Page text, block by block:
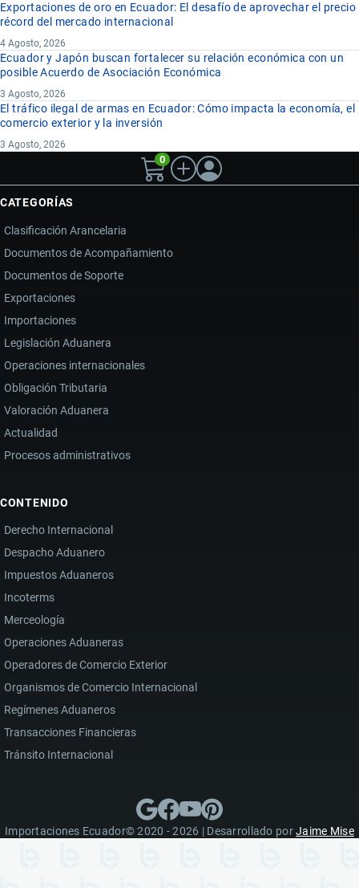
Exportaciones de oro en Ecuador: El desafío de aprovechar el precio
récord del mercado internacional
4 Agosto, 2026
Ecuador y Japón buscan fortalecer su relación económica con un
posible Acuerdo de Asociación Económica
3 Agosto, 2026
El tráfico ilegal de armas en Ecuador: Cómo impacta la economía, el
comercio exterior y la inversión
3 Agosto, 2026
0
CATEGORÍAS
Clasificación Arancelaria
Documentos de Acompañamiento
Documentos de Soporte
Exportaciones
Importaciones
Legislación Aduanera
Operaciones internacionales
Obligación Tributaria
Valoración Aduanera
Actualidad
Procesos administrativos
CONTENIDO
Derecho Internacional
Despacho Aduanero
Impuestos Aduaneros
Incoterms
Merceología
Operaciones Aduaneras
Operadores de Comercio Exterior
Organismos de Comercio Internacional
Regímenes Aduaneros
Transacciones Financieras
Tránsito Internacional
Importaciones Ecuador© 2020 - 2026 | Desarrollado porJaime Mise